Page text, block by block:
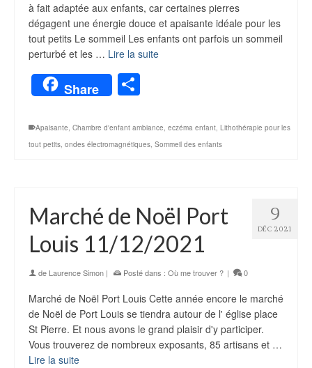
à fait adaptée aux enfants, car certaines pierres
dégagent une énergie douce et apaisante idéale pour les
tout petits Le sommeil Les enfants ont parfois un sommeil
perturbé et les … Lire la suite
Share
Apaisante, Chambre d'enfant ambiance, eczéma enfant, Lithothérapie pour les
tout petits, ondes électromagnétiques, Sommeil des enfants
9
DÉC 2021
Marché de Noël Port
Louis 11/12/2021
de Laurence Simon | Posté dans : Où me trouver ? | 0
Marché de Noël Port Louis Cette année encore le marché
de Noël de Port Louis se tiendra autour de l' église place
St Pierre. Et nous avons le grand plaisir d'y participer.
Vous trouverez de nombreux exposants, 85 artisans et …
Lire la suite